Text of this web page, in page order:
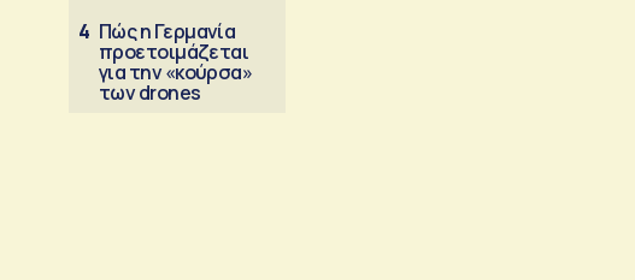
4 Πώς η Γερμανία
προετοιμάζεται
για την «κούρσα»
των drones